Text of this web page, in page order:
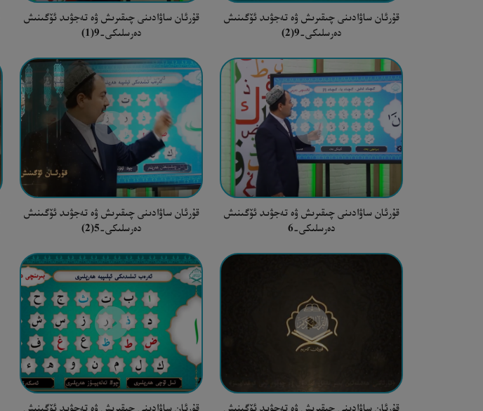
قۇرئان ساۋادىنى چىقىرىش ۋە تەجۋىد ئۆگىنىش
دەرسلىكى-9(2)
قۇرئان ساۋادىنى چىقىرىش ۋە تەجۋىد ئۆگىنىش
دەرسلىكى-9(1)
قۇرئان ساۋادىنى چىقىرىش ۋە تەجۋىد ئۆگىنىش
دەرسلىكى-6
قۇرئان ساۋادىنى چىقىرىش ۋە تەجۋىد ئۆگىنىش
دەرسلىكى-5(2)
قۇرئان ساۋادىنى چىقىرىش ۋە تەجۋىد ئۆگىنىش قۇرئان ساۋادىنى چىقىرىش ۋە تەجۋىد ئۆگىنىش